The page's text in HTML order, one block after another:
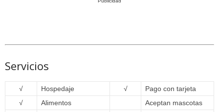
Servicios
√ Hospedaje √
Pago con tarjeta
√
Alimentos
Aceptan mascotas